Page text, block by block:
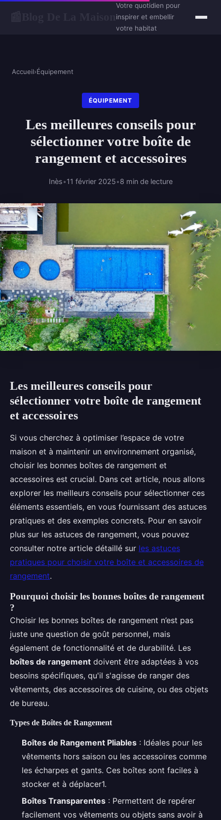
Votre quotidien pour
inspirer et embellir
votre habitat
Accueil›Équipement
ÉQUIPEMENT
Les meilleures conseils pour
sélectionner votre boîte de
rangement et accessoires
Inès•11 février 2025•8 min de lecture
Les meilleures conseils pour
sélectionner votre boîte de rangement
et accessoires
Si vous cherchez à optimiser l’espace de votre
maison et à maintenir un environnement organisé,
choisir les bonnes boîtes de rangement et
accessoires est crucial. Dans cet article, nous allons
explorer les meilleurs conseils pour sélectionner ces
éléments essentiels, en vous fournissant des astuces
pratiques et des exemples concrets. Pour en savoir
plus sur les astuces de rangement, vous pouvez
consulter notre article détaillé sur les astuces
pratiques pour choisir votre boîte et accessoires de
rangement.
Pourquoi choisir les bonnes boîtes de rangement
?
Choisir les bonnes boîtes de rangement n’est pas
juste une question de goût personnel, mais
également de fonctionnalité et de durabilité. Les
boîtes de rangement doivent être adaptées à vos
besoins spécifiques, qu'il s'agisse de ranger des
vêtements, des accessoires de cuisine, ou des objets
de bureau.
Types de Boîtes de Rangement
Boîtes de Rangement Pliables : Idéales pour les
vêtements hors saison ou les accessoires comme
les écharpes et gants. Ces boîtes sont faciles à
stocker et à déplacer1.
Boîtes Transparentes : Permettent de repérer
facilement vos vêtements ou objets sans avoir à